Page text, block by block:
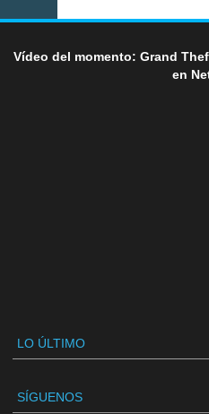
Vídeo del momento: Grand
en
LO ÚLTIMO
SÍGUENOS